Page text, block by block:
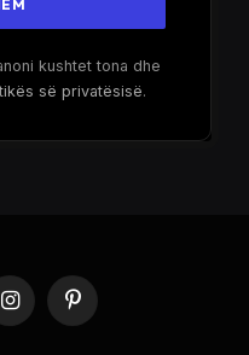
kushtet tona dhe
së privatësisë.
InstagramPinterest